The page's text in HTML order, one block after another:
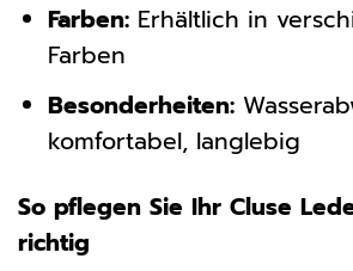
Farben:Erhältlich in
Farben
Besonderheiten:
komfortabel, langlebig
So pflegen Sie Ihr Cluse
richtig